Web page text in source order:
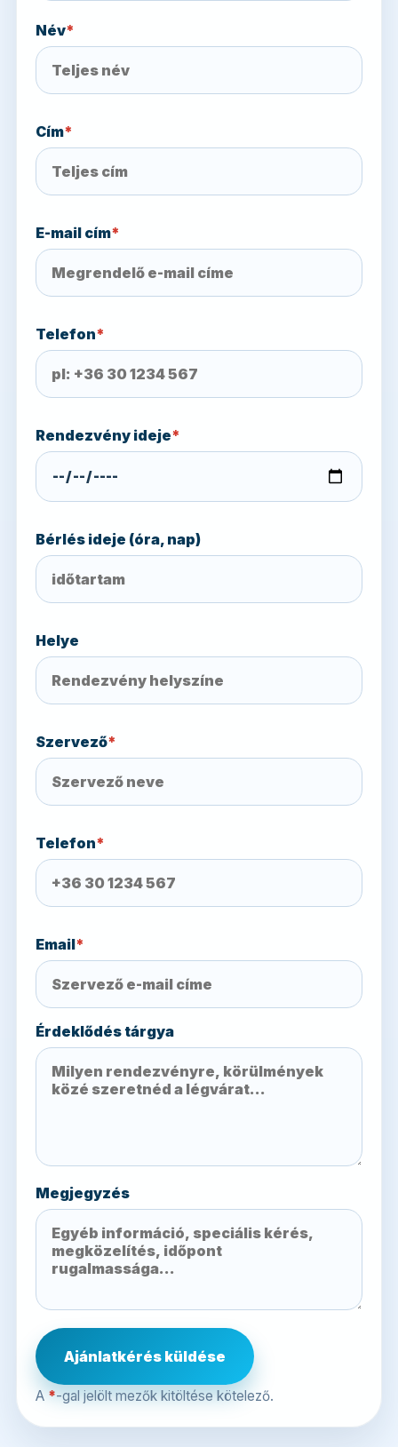
Név*
Cím*
E-mail cím*
Telefon*
Rendezvény ideje*
Bérlés ideje (óra, nap)
Helye
Szervező*
Telefon*
Email*
Érdeklődés tárgya
Megjegyzés
Ajánlatkérés küldése
A *-gal jelölt mezők kitöltése kötelező.